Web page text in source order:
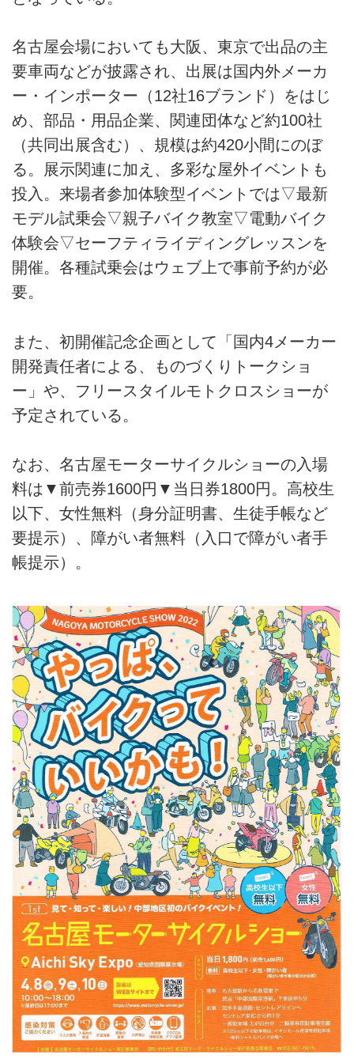
名古屋会場においても大阪、東京で出品の主
要車両などが披露され、出展は国内外メーカ
ー・インポーター（12社16ブランド）をはじ
め、部品・用品企業、関連団体など約100社
（共同出展含む）、規模は約420小間にのぼ
る。展示関連に加え、多彩な屋外イベントも
投入。来場者参加体験型イベントでは▽最新
モデル試乗会▽親子バイク教室▽電動バイク
体験会▽セーフティライディングレッスンを
開催。各種試乗会はウェブ上で事前予約が必
要。
また、初開催記念企画として「国内4メーカー
開発責任者による、ものづくりトークショ
ー」や、フリースタイルモトクロスショーが
予定されている。
なお、名古屋モーターサイクルショーの入場
料は▼前売券1600円▼当日券1800円。高校生
以下、女性無料（身分証明書、生徒手帳など
要提示）、障がい者無料（入口で障がい者手
帳提示）。